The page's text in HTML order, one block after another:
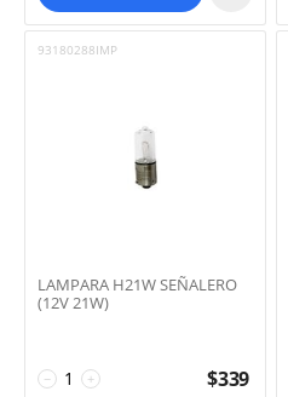
93180288IMP
LAMPARA H21W SEÑALERO
(12V 21W)
+
− $339